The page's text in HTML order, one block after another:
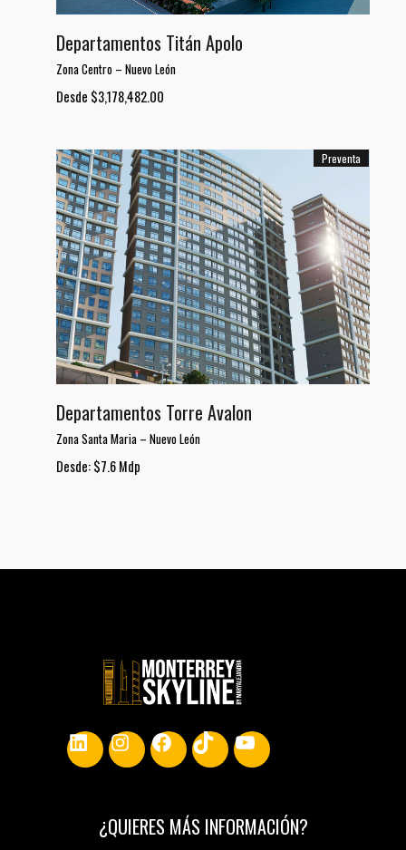
Departamentos Titán Apolo
Zona Centro – Nuevo León
Desde $3,178,482.00
Preventa
Departamentos Torre Avalon
Zona Santa Maria – Nuevo León
Desde: $7.6 Mdp
LinkedInInstagram
Facebook
TikTokYouTube
¿QUIERES MÁS INFORMACIÓN?